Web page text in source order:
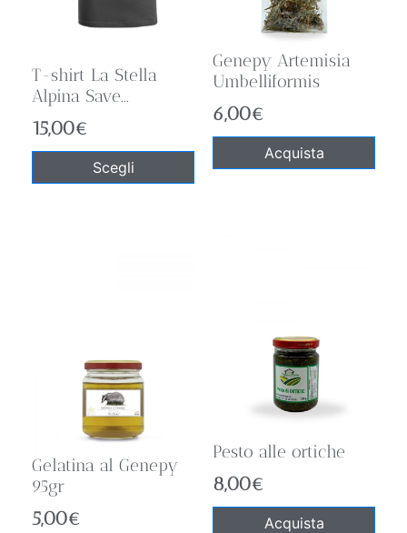
T-shirt La Stella
Alpina Save...
15,00€
Scegli
Genepy Artemisia
Umbelliformis
6,00€
Acquista
Gelatina al Genepy
95gr
5,00€
Pesto alle ortiche
8,00€
Acquista